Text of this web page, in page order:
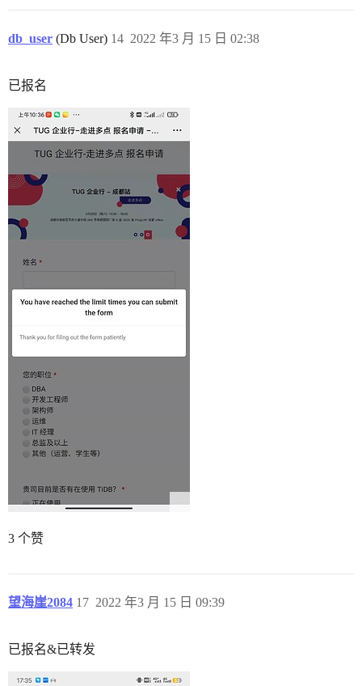
db_user (Db User) 2022 年3 月 15 日 02:38
14
已报名
3 个赞
望海崖2084 2022 年3 月 15 日 09:39
17
已报名&已转发